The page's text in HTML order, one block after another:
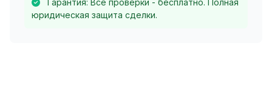
Гарантия: Все проверки - бесплатно. Полная
юридическая защита сделки.